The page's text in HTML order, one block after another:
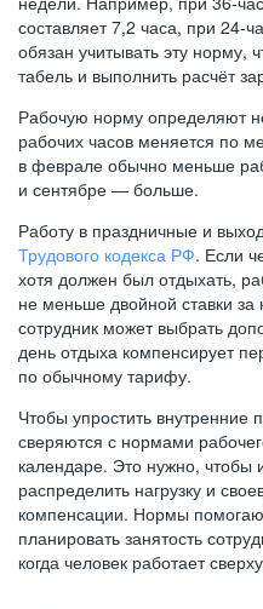
составляет 7,2 часа, при 24-
обязан учитывать эту норму,
табель и выполнить расчёт
Рабочую норму определяют
рабочих часов меняется по
в феврале обычно меньше
и сентябре — больше.
Работу в праздничные и
Трудового кодекса РФ. Если
хотя должен был отдыхать,
не меньше двойной ставки
сотрудник может выбрать
день отдыха компенсирует
по обычному тарифу.
Чтобы упростить
сверяются с нормами
календаре. Это нужно, чтобы
распределить нагрузку и
компенсации. Нормы
планировать занятость
когда человек работает